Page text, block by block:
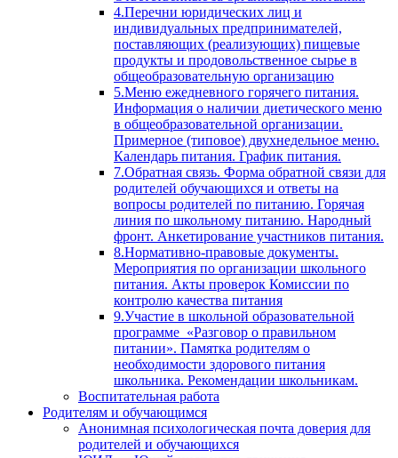
4.Перечни юридических лиц и
индивидуальных предпринимателей,
поставляющих (реализующих) пищевые
продукты и продовольственное сырье в
общеобразовательную организацию
5.Меню ежедневного горячего питания.
Информация о наличии диетического меню
в общеобразовательной организации.
Примерное (типовое) двухнедельное меню.
Календарь питания. График питания.
7.Обратная связь. Форма обратной связи для
родителей обучающихся и ответы на
вопросы родителей по питанию. Горячая
линия по школьному питанию. Народный
фронт. Анкетирование участников питания.
8.Нормативно-правовые документы.
Мероприятия по организации школьного
питания. Акты проверок Комиссии по
контролю качества питания
9.Участие в школьной образовательной
программе «Разговор о правильном
питании». Памятка родителям о
необходимости здорового питания
школьника. Рекомендации школьникам.
Воспитательная работа
Родителям и обучающимся
Анонимная психологическая почта доверия для
родителей и обучающихся